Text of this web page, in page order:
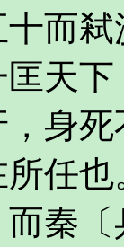
而
天
身
任
秦